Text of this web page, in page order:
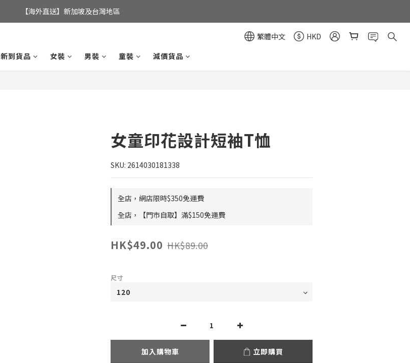
全店滿$350，即可享港澳地區免運費;
【海外直送】新加坡及台灣地區
繁體中文
HKD
新到貨品 女裝 男裝 童裝 減價貨品
女童印花設計短袖T恤
SKU: 2614030181338
全店，網店限時$350免運費
全店，【門市自取】滿$150免運費
HK$49.00 HK$89.00
尺寸
加入購物車 立即購買